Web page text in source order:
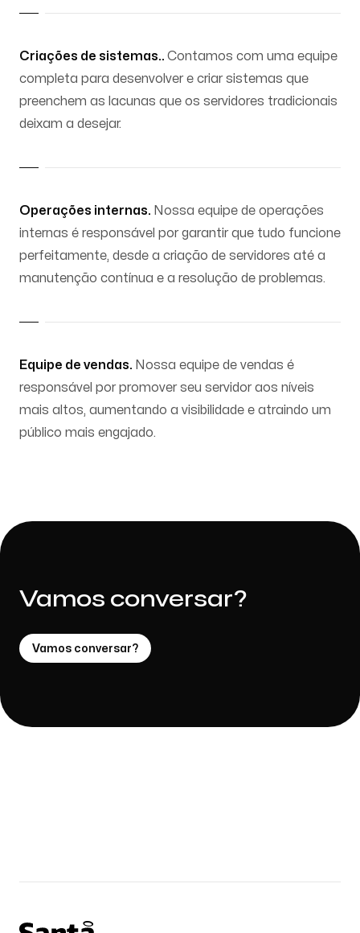
Criações de sistemas.. Contamos com uma equipe
completa para desenvolver e criar sistemas que
preenchem as lacunas que os servidores tradicionais
deixam a desejar.
Operações internas. Nossa equipe de operações
internas é responsável por garantir que tudo funcione
perfeitamente, desde a criação de servidores até a
manutenção contínua e a resolução de problemas.
Equipe de vendas. Nossa equipe de vendas é
responsável por promover seu servidor aos níveis
mais altos, aumentando a visibilidade e atraindo um
público mais engajado.
Vamos conversar?
Vamos conversar?